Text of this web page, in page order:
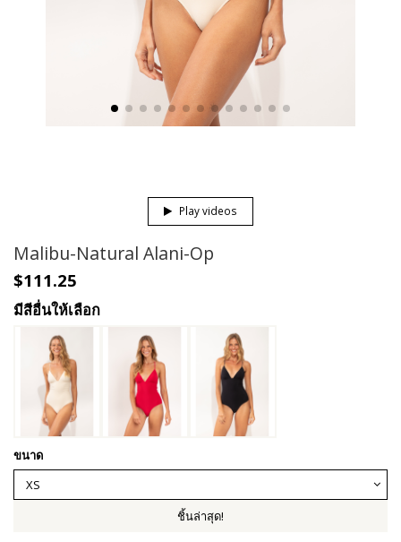
Play videos
Malibu-Natural Alani-Op
$111.25
มีสีอื่นให้เลือก
ขนาด
ชิ้นล่าสุด!